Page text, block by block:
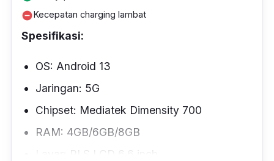
remove_circleKecepatan charging lambat
Spesifikasi:
OS: Android 13
Jaringan: 5G
Chipset: Mediatek Dimensity 700
RAM: 4GB/6GB/8GB
Layar: PLS LCD 6.6 inch